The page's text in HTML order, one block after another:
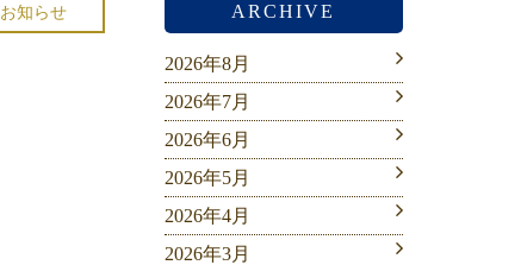
お知らせ ARCHIVE
2026年8月
2026年7月
2026年6月
2026年5月
2026年4月
2026年3月